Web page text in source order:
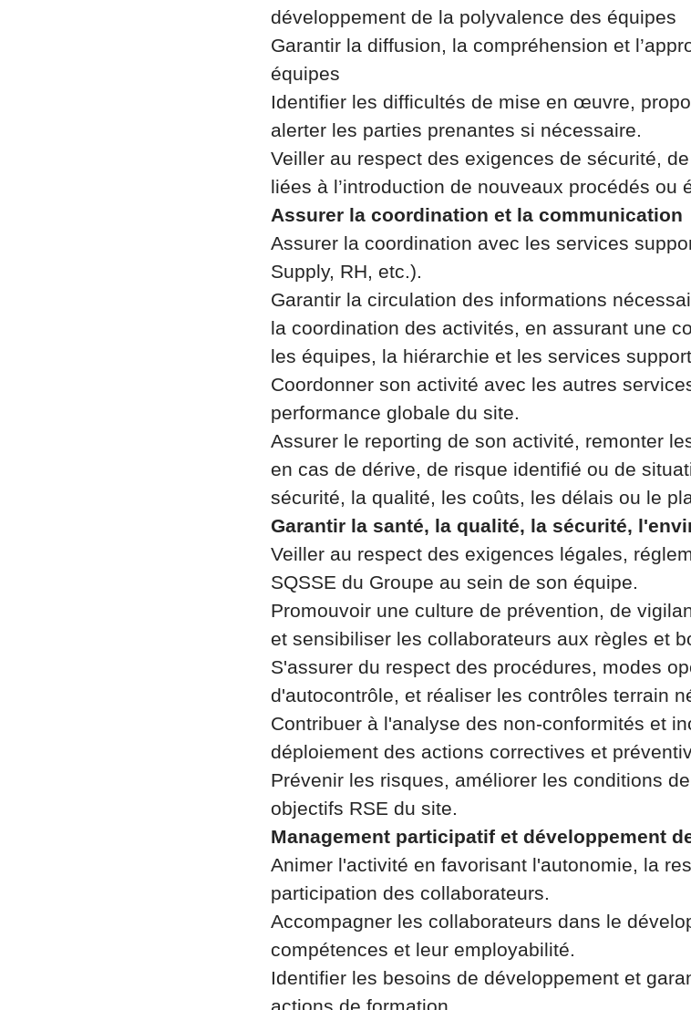
développement de la polyvalence des équipes
Garantir la diffusion, la compréhension et
équipes
Identifier les difficultés de mise en œuvre,
alerter les parties prenantes si nécessaire.
Veiller au respect des exigences de sécurité,
liées à l’introduction de nouveaux procédés ou
Assurer la coordination et la communication
Assurer la coordination avec les services
Supply, RH, etc.).
Garantir la circulation des informations
la coordination des activités, en assurant une
les équipes, la hiérarchie et les services
Coordonner son activité avec les autres
performance globale du site.
Assurer le reporting de son activité, remonter
en cas de dérive, de risque identifié ou de
sécurité, la qualité, les coûts, les délais ou le
Garantir la santé, la qualité, la sécurité,
Veiller au respect des exigences légales,
SQSSE du Groupe au sein de son équipe.
Promouvoir une culture de prévention, de
et sensibiliser les collaborateurs aux règles et
S'assurer du respect des procédures, modes
d'autocontrôle, et réaliser les contrôles terrain
Contribuer à l'analyse des non-conformités et
déploiement des actions correctives et
Prévenir les risques, améliorer les conditions
objectifs RSE du site.
Management participatif et développement
Animer l'activité en favorisant l'autonomie, la
participation des collaborateurs.
Accompagner les collaborateurs dans le
compétences et leur employabilité.
Identifier les besoins de développement et